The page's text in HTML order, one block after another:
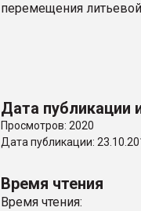
перемещения
Дата публикации
Просмотров: 2020
Дата публикации:
Время чтения
Время чтения: